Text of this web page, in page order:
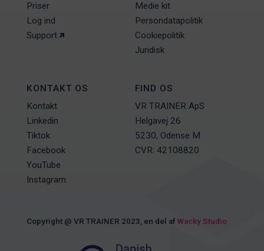
Priser
Log ind
Support
Medie kit
Persondatapolitik
Cookiepolitik
Juridisk
KONTAKT OS
Kontakt
Linkedin
Tiktok
Facebook
YouTube
Instagram
FIND OS
VR TRAINER ApS
Helgavej 26
5230, Odense M
CVR: 42108820
Copyright @ VR TRAINER 2023, en del af Wacky Studio